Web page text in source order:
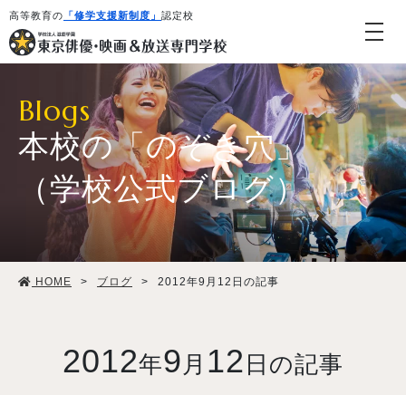
高等教育の 「修学支援新制度」 認定校
学校紹介・教育システム
学生生活
Blogs
本校の「のぞき穴」
（学校公式ブログ）
HOME > ブログ > 2012年9月12日の記事
2012年9 月 12 日の記事